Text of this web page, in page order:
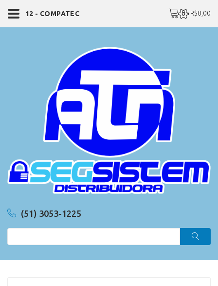
(51) 3053-1225
0 - R$0,00
12 - COMPATEC